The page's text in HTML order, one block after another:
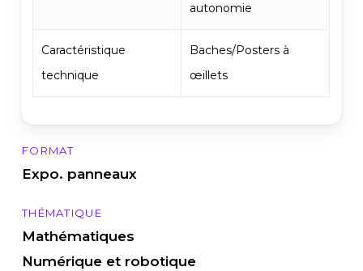
autonomie
Caractéristique
technique
Baches/Posters à
œillets
FORMAT
Expo. panneaux
THÉMATIQUE
Mathématiques
Numérique et robotique